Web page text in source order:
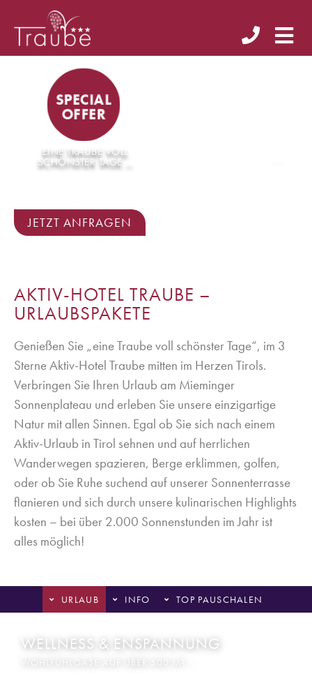
SPECIAL
OFFER
EINE TRAUBE VOLL
SCHÖNSTER TAGE ...
JETZT ANFRAGEN
AKTIV-HOTEL TRAUBE –
URLAUBSPAKETE
Genießen Sie „eine Traube voll schönster Tage“, im 3
Sterne Aktiv-Hotel Traube mitten im Herzen Tirols.
Verbringen Sie Ihren Urlaub am Mieminger
Sonnenplateau und erleben Sie unsere einzigartige
Natur mit allen Sinnen. Egal ob Sie sich nach einem
Aktiv-Urlaub in Tirol sehnen und auf herrlichen
Wanderwegen spazieren, Berge erklimmen, golfen,
oder ob Sie Ruhe suchend auf unserer Sonnenterrasse
flanieren und sich durch unsere kulinarischen Highlights
kosten – bei über 2.000 Sonnenstunden im Jahr ist
alles möglich!
URLAUB INFO TOP PAUSCHALEN
WELLNESS & ENSPANNUNG
WOHLFÜHLOASE AUF ÜBER 500 M² …